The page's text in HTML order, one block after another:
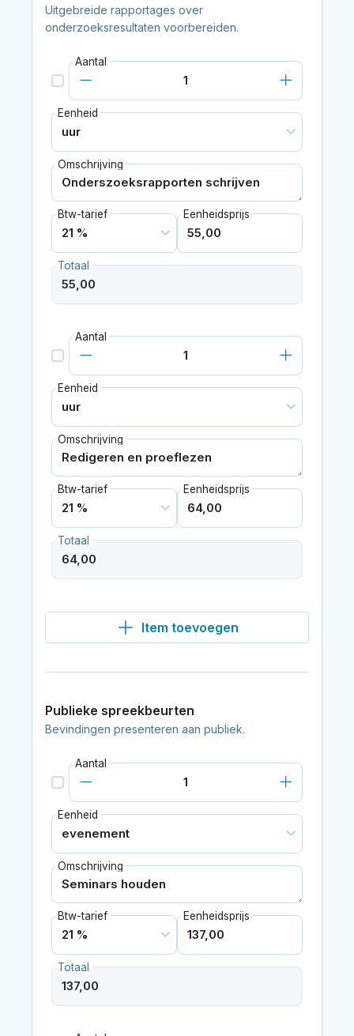
Uitgebreide rapportages over
onderzoeksresultaten voorbereiden.
Aantal
Eenheid
Omschrijving
Btw-tarief Eenheidsprijs
Totaal
Aantal
Eenheid
Omschrijving
Btw-tarief Eenheidsprijs
Totaal
Item toevoegen
Publieke spreekbeurten
Bevindingen presenteren aan publiek.
Aantal
Eenheid
Omschrijving
Btw-tarief Eenheidsprijs
Totaal